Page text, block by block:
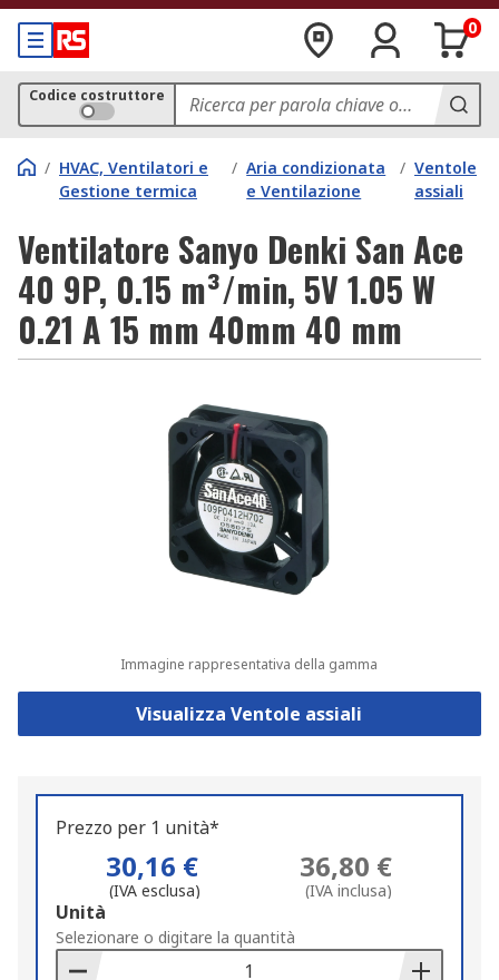
0
Codice costruttore
/ HVAC, Ventilatori e
Gestione termica
/ Aria condizionata
e Ventilazione
/ Ventole
assiali
Ventilatore Sanyo Denki San Ace
40 9P, 0.15 m³/min, 5V 1.05 W
0.21 A 15 mm 40mm 40 mm
Immagine rappresentativa della gamma
Visualizza Ventole assiali
Prezzo per 1 unità*
30,16 €
(IVA esclusa)
36,80 €
(IVA inclusa)
Add
to
Basket
Unità
Selezionare o digitare la quantità